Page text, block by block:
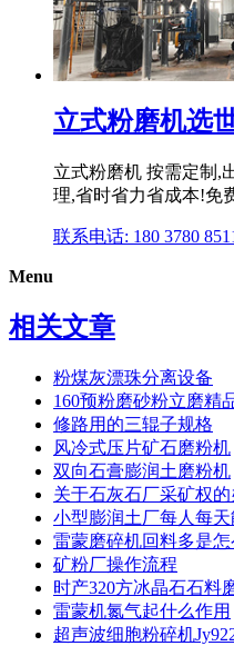
立式粉磨机选
立式粉磨机 按需定制,
理,省时省力省成本!免
联系电话: 180 3780
Menu
相关文章
粉煤灰漂珠分离设备
160预粉磨砂粉立磨精
修路用的三辊子规格
风冷式压片矿石磨粉机
双向石膏膨润土磨粉机
关于石灰石厂采矿权
小型膨润土厂每人每
雷蒙磨碎机回料多是
矿粉厂操作流程
时产320方冰晶石石料
雷蒙机氮气起什么作用
超声波细胞粉碎机